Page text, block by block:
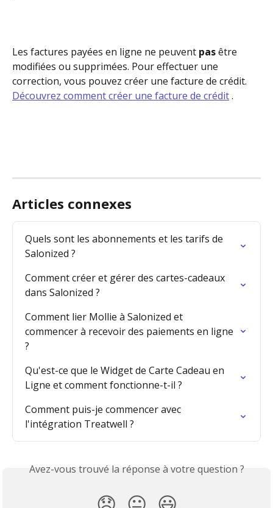
Les factures payées en ligne ne peuvent pas être
modifiées ou supprimées. Pour effectuer une
correction, vous pouvez créer une facture de crédit.
Découvrez comment créer une facture de crédit .
Articles connexes
Quels sont les abonnements et les tarifs de
Salonized ?
Comment créer et gérer des cartes-cadeaux
dans Salonized ?
Comment lier Mollie à Salonized et
commencer à recevoir des paiements en ligne
?
Qu'est-ce que le Widget de Carte Cadeau en
Ligne et comment fonctionne-t-il ?
Comment puis-je commencer avec
l'intégration Treatwell ?
Avez-vous trouvé la réponse à votre question ?